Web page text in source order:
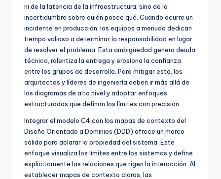
si
S
o
ni de la latencia de la infraestructura, sino de la
incertidumbre sobre quién posee qué. Cuando ocurre un
incidente en producción, los equipos a menudo dedican
tiempo valioso a determinar la responsabilidad en lugar
de resolver el problema. Esta ambigüedad genera deuda
técnica, ralentiza la entrega y erosiona la confianza
entre los grupos de desarrollo. Para mitigar esto, los
arquitectos y líderes de ingeniería deben ir más allá de
los diagramas de alto nivel y adoptar enfoques
estructurados que definan los límites con precisión.
Integrar el modelo C4 con los mapas de contexto del
Diseño Orientado a Dominios (DDD) ofrece un marco
sólido para aclarar la propiedad del sistema. Este
enfoque visualiza los límites entre los sistemas y define
explícitamente las relaciones que rigen la interacción. Al
establecer mapas de contexto claros, las